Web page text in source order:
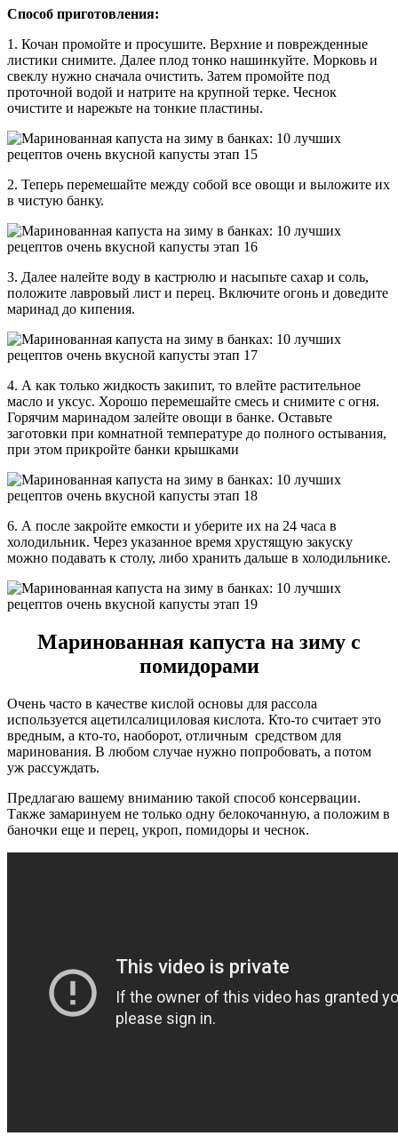
Способ приготовления:
1. Кочан промойте и просушите. Верхние и поврежденные
листики снимите. Далее плод тонко нашинкуйте. Морковь и
свеклу нужно сначала очистить. Затем промойте под
проточной водой и натрите на крупной терке. Чеснок
очистите и нарежьте на тонкие пластины.
2. Теперь перемешайте между собой все овощи и выложите их
в чистую банку.
3. Далее налейте воду в кастрюлю и насыпьте сахар и соль,
положите лавровый лист и перец. Включите огонь и доведите
маринад до кипения.
4. А как только жидкость закипит, то влейте растительное
масло и уксус. Хорошо перемешайте смесь и снимите с огня.
Горячим маринадом залейте овощи в банке. Оставьте
заготовки при комнатной температуре до полного остывания,
при этом прикройте банки крышками
6. А после закройте емкости и уберите их на 24 часа в
холодильник. Через указанное время хрустящую закуску
можно подавать к столу, либо хранить дальше в холодильнике.
Маринованная капуста на зиму с
помидорами
Очень часто в качестве кислой основы для рассола
используется ацетилсалициловая кислота. Кто-то считает это
вредным, а кто-то, наоборот, отличным средством для
маринования. В любом случае нужно попробовать, а потом
уж рассуждать.
Предлагаю вашему вниманию такой способ консервации.
Также замаринуем не только одну белокочанную, а положим в
баночки еще и перец, укроп, помидоры и чеснок.